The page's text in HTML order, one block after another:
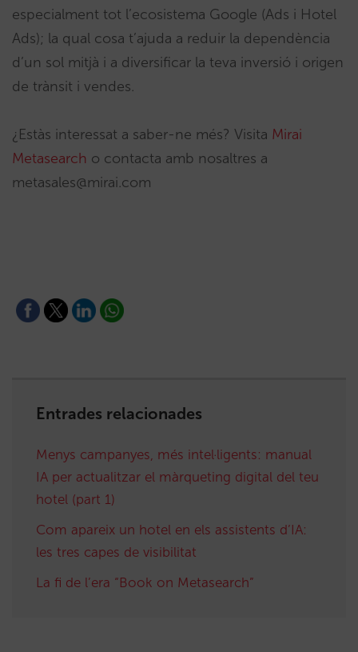
especialment tot l’ecosistema Google (Ads i Hotel
Ads); la qual cosa t’ajuda a reduir la dependència
d’un sol mitjà i a diversificar la teva inversió i origen
de trànsit i vendes.
¿Estàs interessat a saber-ne més? Visita Mirai
Metasearch o contacta amb nosaltres a
metasales@mirai.com
Entrades relacionades
Menys campanyes, més intel·ligents: manual
IA per actualitzar el màrqueting digital del teu
hotel (part 1)
Com apareix un hotel en els assistents d’IA:
les tres capes de visibilitat
La fi de l’era “Book on Metasearch”